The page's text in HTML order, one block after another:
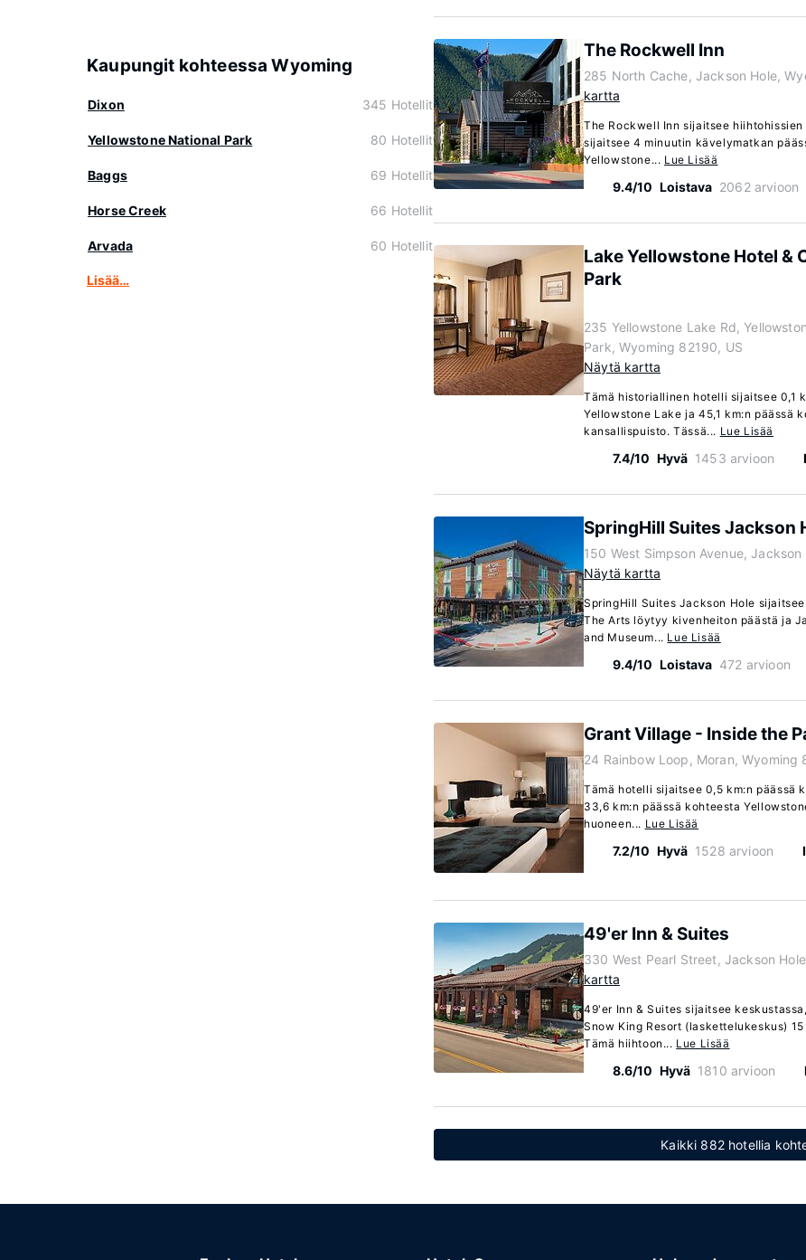
Kaupungit kohteessa Wyoming
Dixon 345 Hotellit
Yellowstone National Park 80 Hotellit
Baggs 69 Hotellit
Horse Creek 66 Hotellit
Arvada 60 Hotellit
Lisää…
The Rockwell Inn
285 North Cache, Jackson Hole,
kartta
The Rockwell Inn sijaitsee
sijaitsee 4 minuutin kävelymatkan
Yellowstone... Lue Lisää
9.4/10 Loistava 2062 arvioon
Lake Yellowstone Hotel &
Park
235 Yellowstone Lake Rd,
Park, Wyoming 82190, US
Näytä kartta
Tämä historiallinen hotelli sijaitsee 0,1
Yellowstone Lake ja 45,1 km:n päässä
kansallispuisto. Tässä... Lue Lisää
7.4/10 Hyvä 1453 arvioon
SpringHill Suites Jackson
150 West Simpson Avenue,
Näytä kartta
SpringHill Suites Jackson Hole
The Arts löytyy kivenheiton päästä ja
and Museum... Lue Lisää
9.4/10 Loistava 472 arvioon
Grant Village - Inside the
24 Rainbow Loop, Moran, Wyoming
Tämä hotelli sijaitsee 0,5 km:n päässä
33,6 km:n päässä kohteesta
huoneen... Lue Lisää
7.2/10 Hyvä 1528 arvioon
49'er Inn & Suites
330 West Pearl Street, Jackson
kartta
49'er Inn & Suites sijaitsee
Snow King Resort (laskettelukeskus)
Tämä hiihtoon... Lue Lisää
8.6/10 Hyvä 1810 arvioon
Kaikki 882 hotellia